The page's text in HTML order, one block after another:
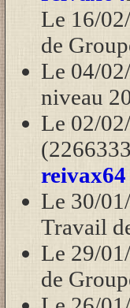
Le 16/
de
Le 04/
niveau
Le 02/
reivax64
Le 30/
Travail
Le 29/
de